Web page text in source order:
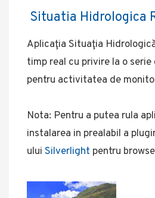
Situatia Hidrologica
Aplicaţia Situaţia
timp real cu privire la o
pentru activitatea de
Nota: Pentru a putea rula
instalarea in prealabil a
ului Silverlight pentru